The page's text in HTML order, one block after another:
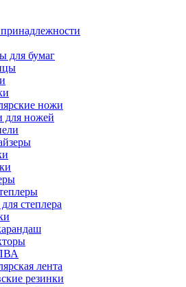
для бумаг
ножи
для ножей
степлера
лента
резинки